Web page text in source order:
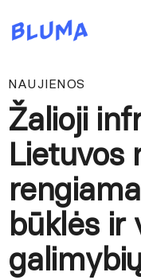
NAUJIENOS
Žalioji
Lietuvos
būklės ir